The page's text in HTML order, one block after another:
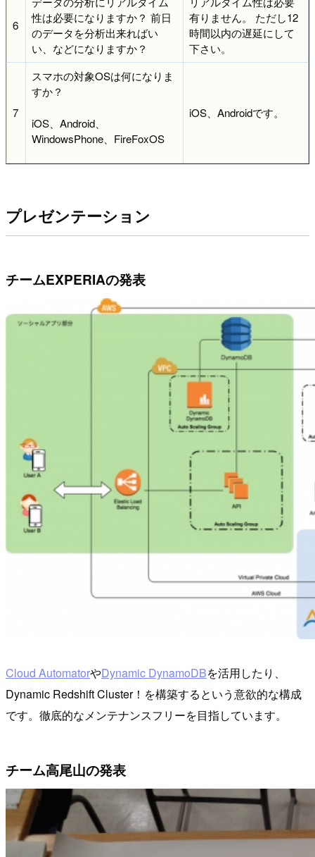
6
性は必要になりますか？ 前日
のデータを分析出来ればい
い、などになりますか？
有りません。 ただし12
時間以内の遅延にして
下さい。
7
スマホの対象OSは何になりま
すか？
iOS、Android、
WindowsPhone、FireFoxOS
iOS、Androidです。
プレゼンテーション
チームEXPERIAの発表
Cloud AutomatorやDynamic DynamoDBを活用したり、
Dynamic Redshift Cluster！を構築するという意欲的な構成
です。徹底的なメンテナンスフリーを目指しています。
チーム高尾山の発表